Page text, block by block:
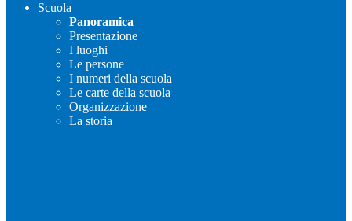
Scuola
Panoramica
Presentazione
I luoghi
Le persone
I numeri della scuola
Le carte della scuola
Organizzazione
La storia